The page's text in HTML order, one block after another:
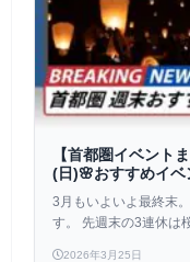
【首都圏イベント
(日)🌸おすすめイベ
ー⛲も！
3月もいよいよ最終末
す。 先週末の3連休は
2026年3月25日